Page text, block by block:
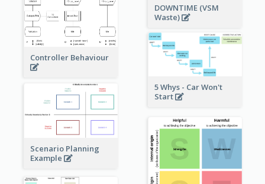
Controller Behaviour
DOWNTIME (VSM
Waste)
5 Whys - Car Won't
Start
Scenario Planning
Example